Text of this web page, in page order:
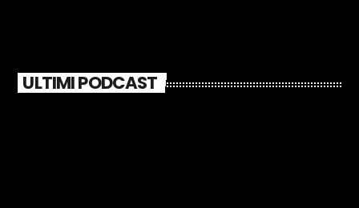
ULTIMI PODCAST